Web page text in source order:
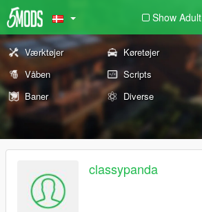
Show Adult
Værktøjer Køretøjer
Våben
Scripts
Baner
Diverse
classypanda